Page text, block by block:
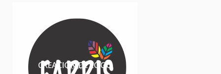
LOGO
CREACIÓN DE LOGO